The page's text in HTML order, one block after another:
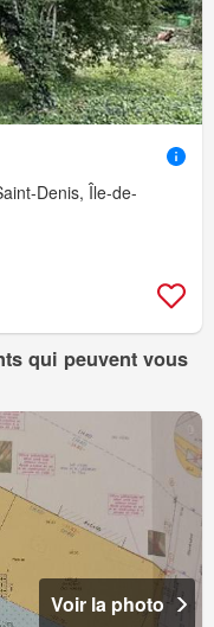
Denis, Île-de-
qui peuvent vous
Voir la photo